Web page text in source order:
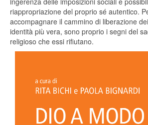
riappropriazione del proprio sé autentico.
accompagnare il cammino di liberazione
identità più vera, sono proprio i segni del
religioso che essi rifiutano.